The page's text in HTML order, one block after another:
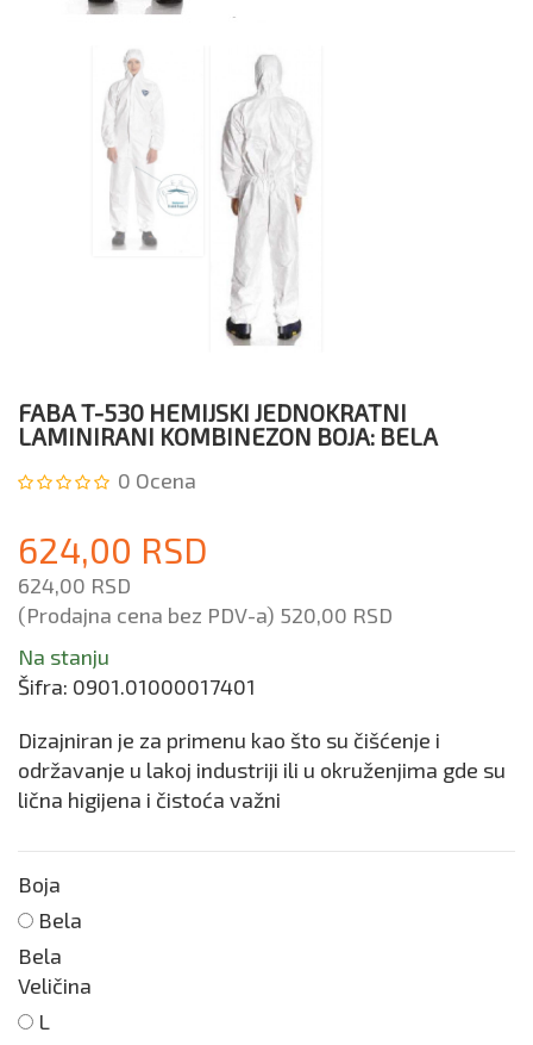
FABA T-530 HEMIJSKI JEDNOKRATNI
LAMINIRANI KOMBINEZON BOJA: BELA
0 Ocena
624,00 RSD
624,00 RSD
(Prodajna cena bez PDV-a) 520,00 RSD
Na stanju
Šifra: 0901.01000017401
Dizajniran je za primenu kao što su čišćenje i
održavanje u lakoj industriji ili u okruženjima gde su
lična higijena i čistoća važni
Boja
Bela
Bela
Veličina
L